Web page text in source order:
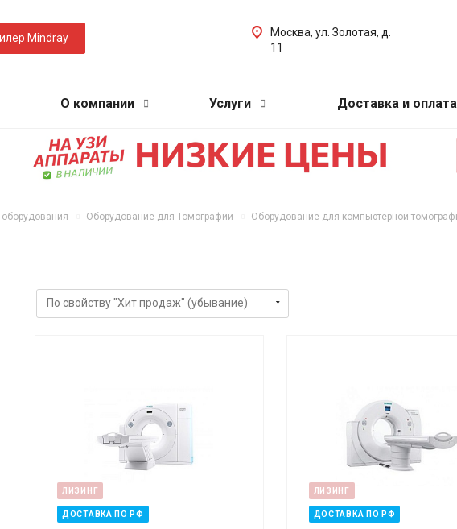
Mindray
Москва, ул. Золотая, д.
11
О компании Услуги Доставка и оплата
Оборудование для Томографии Оборудование для компьютерной
ЛИЗИНГ
ДОСТАВКА ПО РФ
ЛИЗИНГ
ДОСТАВКА ПО РФ